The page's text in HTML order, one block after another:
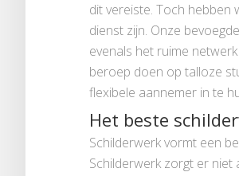
dit vereiste. Toch hebben
dienst zijn. Onze
evenals het ruime
beroep doen op talloze
flexibele aannemer in te
Het beste
Schilderwerk vormt een
Schilderwerk zorgt er